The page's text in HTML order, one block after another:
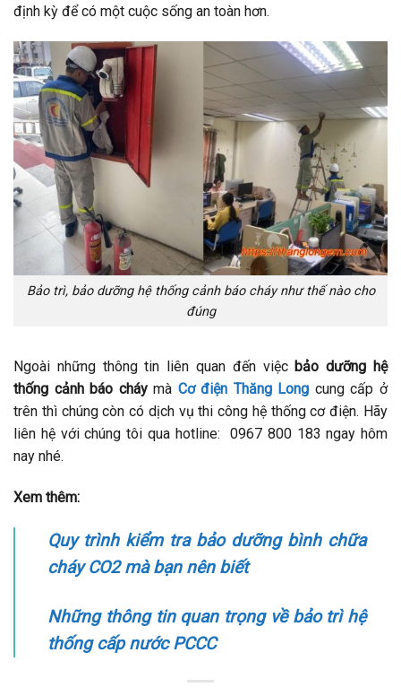
định kỳ để có một cuộc sống an toàn hơn.
Bảo trì, bảo dưỡng hệ thống cảnh báo cháy như thế nào cho
đúng
Ngoài những thông tin liên quan đến việc bảo dưỡng hệ
thống cảnh báo cháymà Cơ điện Thăng Long cung cấp ở
trên thì chúng còn có dịch vụ thi công hệ thống cơ điện. Hãy
liên hệ với chúng tôi qua hotline: 0967 800 183 ngay hôm
nay nhé.
Xem thêm:
Quy trình kiểm tra bảo dưỡng bình chữa
cháy CO2 mà bạn nên biết
Những thông tin quan trọng về bảo trì hệ
thống cấp nước PCCC